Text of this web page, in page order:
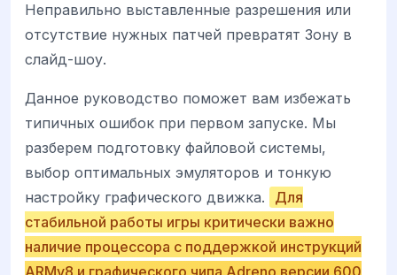
Неправильно выставленные разрешения или
отсутствие нужных патчей превратят Зону в
слайд-шоу.
Данное руководство поможет вам избежать
типичных ошибок при первом запуске. Мы
разберем подготовку файловой системы,
выбор оптимальных эмуляторов и тонкую
настройку графического движка.
Для
стабильной работы игры критически важно
наличие процессора с поддержкой инструкций